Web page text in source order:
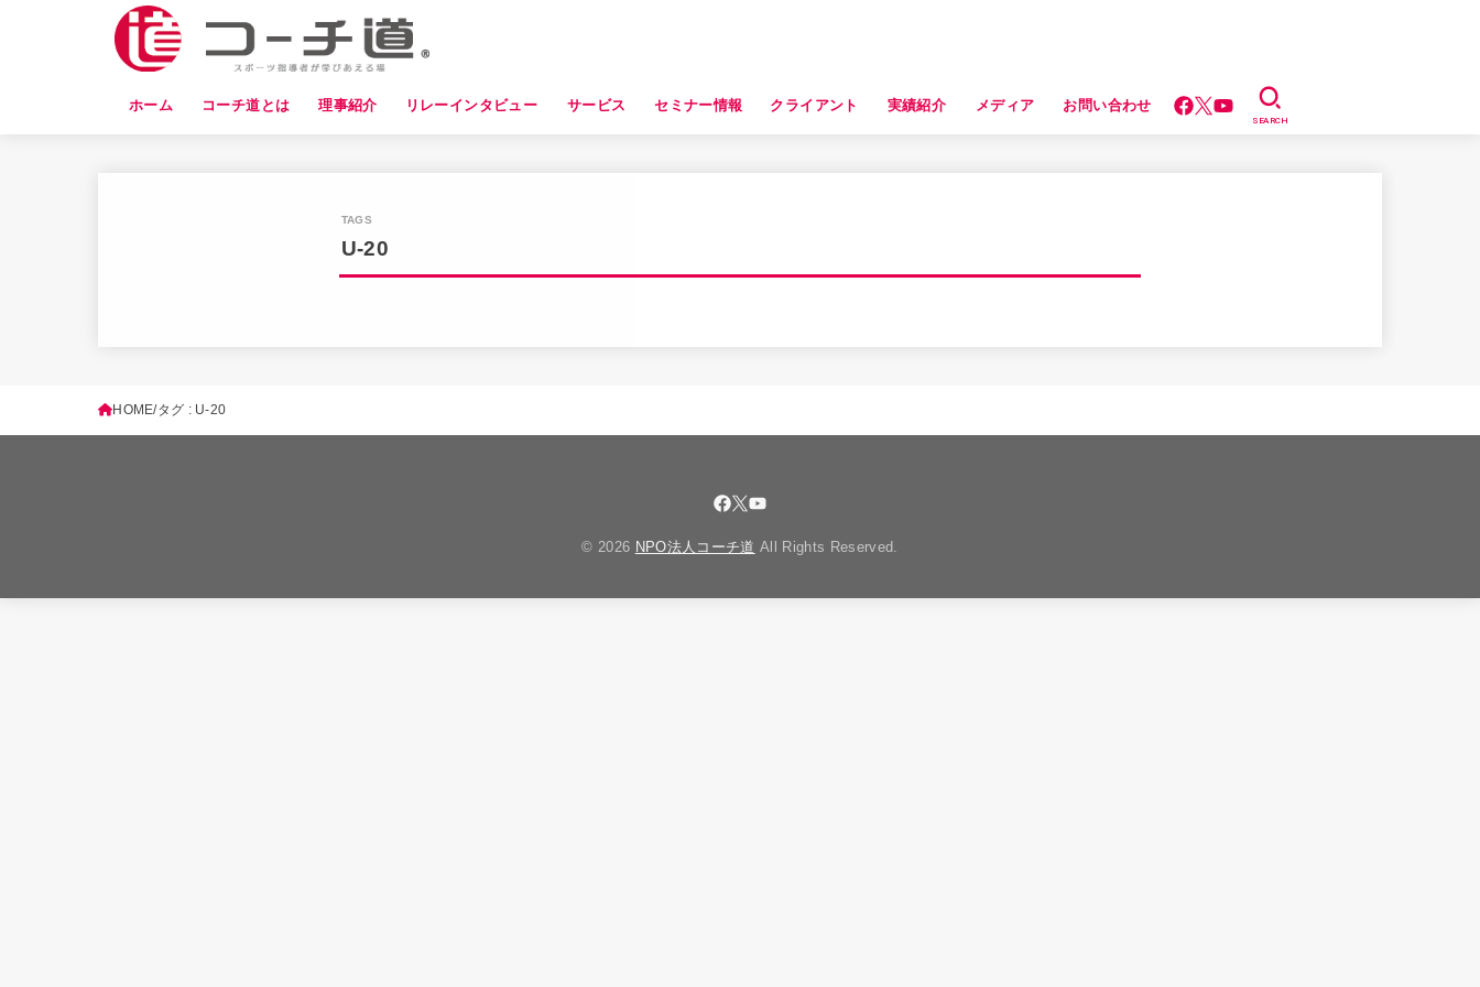
ホーム コーチ道とは 理事紹介 リレーインタビュー サービス セミナー情報 クライアント 実績紹介 メディア お問い合わせ
SEARCH
U-20
HOME タグ : U-20
© 2026 NPO法人コーチ道 All Rights Reserved.